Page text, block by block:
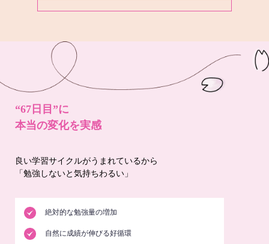
“67日目”に
本当の変化を実感
良い学習サイクルがうまれているから
「勉強しないと気持ちわるい」
絶対的な勉強量の増加
自然に成績が伸びる好循環